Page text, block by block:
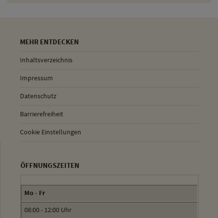
MEHR ENTDECKEN
Inhaltsverzeichnis
Impressum
Datenschutz
Barrierefreiheit
Cookie Einstellungen
ÖFFNUNGSZEITEN
Mo - Fr
08:00 - 12:00 Uhr